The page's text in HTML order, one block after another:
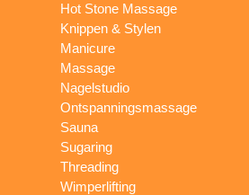
Hot Stone Massage
Knippen & Stylen
Manicure
Massage
Nagelstudio
Ontspanningsmassage
Sauna
Sugaring
Threading
Wimperlifting